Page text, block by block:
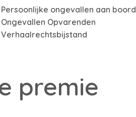
Persoonlijke ongevallen aan boord
Ongevallen Opvarenden
Verhaalrechtsbijstand
premie